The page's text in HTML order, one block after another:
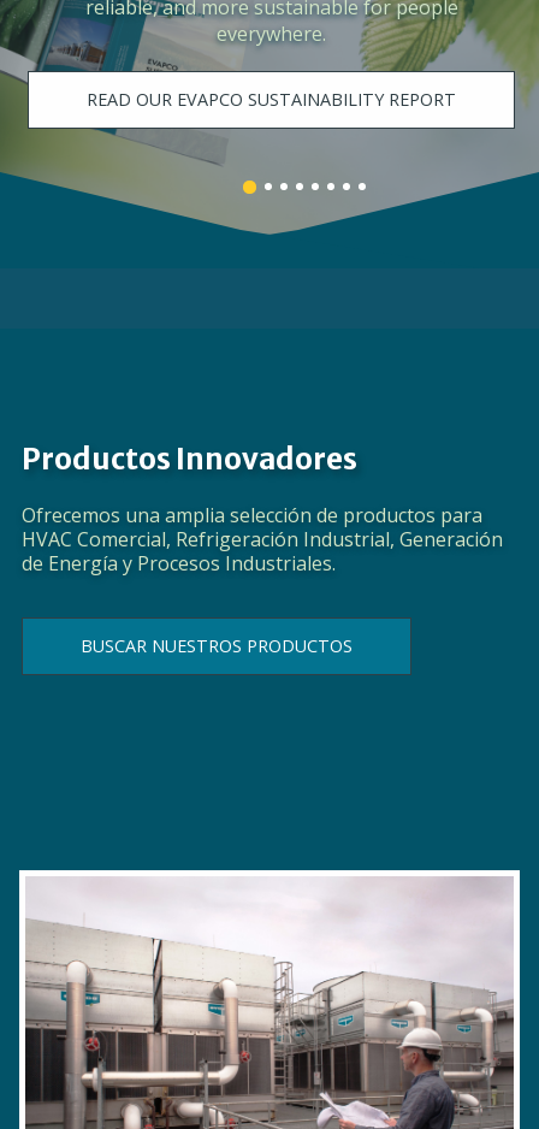
the need for process cooling, centralized
space cooling, and data center cooling.
LEARN MORE
Banner
details.
Banner
details.
Banner
details.
Banner
details.
Banner
details.
Banner
6
Banner
7
Banner
8
Productos Innovadores
Ofrecemos una amplia selección de productos para
HVAC Comercial, Refrigeración Industrial, Generación
de Energía y Procesos Industriales.
BUSCAR NUESTROS PRODUCTOS